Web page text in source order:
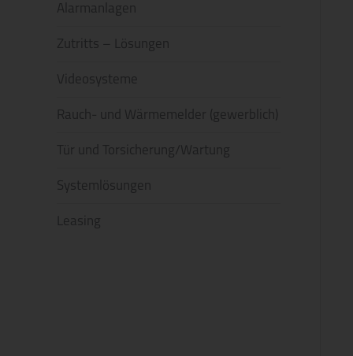
Alarmanlagen
Zutritts – Lösungen
Videosysteme
Rauch- und Wärmemelder (gewerblich)
Tür und Torsicherung/Wartung
Systemlösungen
Leasing